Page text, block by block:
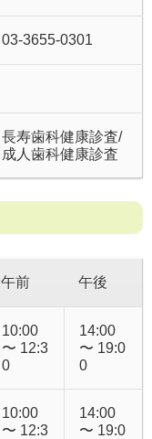
03-3655-0301
長寿歯科健康診査/
成人歯科健康診査
午前 午後
10:00
〜 12:3
0
14:00
〜 19:0
0
10:00
〜 12:3
14:00
〜 19:0